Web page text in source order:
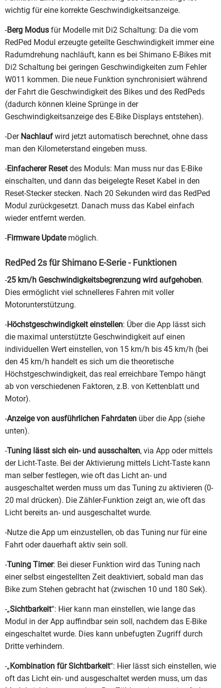
wichtig für eine korrekte Geschwindigkeitsanzeige.
-Berg Modus für Modelle mit Di2 Schaltung: Da die vom
RedPed Modul erzeugte geteilte Geschwindigkeit immer eine
Radumdrehung nachläuft, kann es bei Shimano E-Bikes mit
Di2 Schaltung bei geringen Geschwindigkeiten zum Fehler
W011 kommen. Die neue Funktion synchronisiert während
der Fahrt die Geschwindigkeit des Bikes und des RedPeds
(dadurch können kleine Sprünge in der
Geschwindigkeitsanzeige des E-Bike Displays entstehen).
-Der Nachlaufwird jetzt automatisch berechnet, ohne dass
man den Kilometerstand eingeben muss.
-Einfacherer Resetdes Moduls: Man muss nur das E-Bike
einschalten, und dann das beigelegte Reset Kabel in den
Reset-Stecker stecken. Nach 20 Sekunden wird das RedPed
Modul zurückgesetzt. Danach muss das Kabel einfach
wieder entfernt werden.
-Firmware Updatemöglich.
RedPed 2s für Shimano E-Serie - Funktionen
-25 km/h Geschwindigkeitsbegrenzung wird aufgehoben.
Dies ermöglicht viel schnelleres Fahren mit voller
Motorunterstützung.
-Höchstgeschwindigkeit einstellen: Über die App lässt sich
die maximal unterstützte Geschwindigkeit auf einen
individuellen Wert einstellen, von 15 km/h bis 45 km/h (bei
den 45 km/h handelt es sich um die theoretische
Höchstgeschwindigkeit, das real erreichbare Tempo hängt
ab von verschiedenen Faktoren, z.B. von Kettenblatt und
Motor).
-Anzeige von ausführlichen Fahrdaten über die App (siehe
unten).
-Tuning lässt sich ein- und ausschalten, via App oder mittels
der Licht-Taste. Bei der Aktivierung mittels Licht-Taste kann
man selber festlegen, wie oft das Licht an- und
ausgeschaltet werden muss um das Tuning zu aktivieren (0-
20 mal drücken). Die Zähler-Funktion zeigt an, wie oft das
Licht bereits an- und ausgeschaltet wurde.
-Nutze die App um einzustellen, ob das Tuning nur für eine
Fahrt oder dauerhaft aktiv sein soll.
-Tuning Timer: Bei dieser Funktion wird das Tuning nach
einer selbst eingestellten Zeit deaktiviert, sobald man das
Bike zum Stehen gebracht hat (zwischen 10 und 180 Sek).
-„Sichtbarkeit“: Hier kann man einstellen, wie lange das
Modul in der App auffindbar sein soll, nachdem das E-Bike
eingeschaltet wurde. Dies kann unbefugten Zugriff durch
Dritte verhindern.
-„Kombination für Sichtbarkeit“: Hier lässt sich einstellen, wie
oft das Licht ein- und ausgeschaltet werden muss, um das